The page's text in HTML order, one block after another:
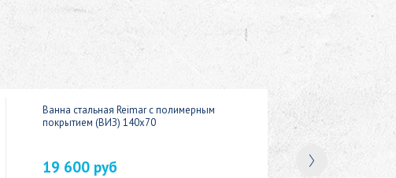
Ванна стальная Reimar с полимерным
покрытием (ВИЗ) 140x70
19 600 руб